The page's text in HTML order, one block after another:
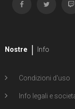
Nostre Info
Condizioni d'uso
Info legali e